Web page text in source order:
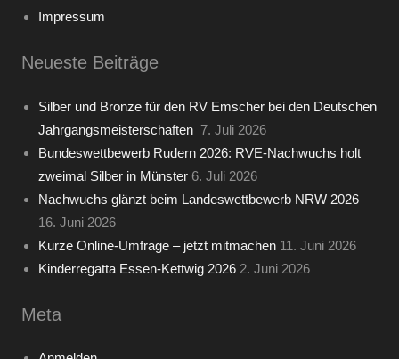
Impressum
Neueste Beiträge
Silber und Bronze für den RV Emscher bei den Deutschen
Jahrgangsmeisterschaften 7. Juli 2026
Bundeswettbewerb Rudern 2026: RVE-Nachwuchs holt
zweimal Silber in Münster 6. Juli 2026
Nachwuchs glänzt beim Landeswettbewerb NRW 2026
16. Juni 2026
Kurze Online-Umfrage – jetzt mitmachen 11. Juni 2026
Kinderregatta Essen-Kettwig 2026 2. Juni 2026
Meta